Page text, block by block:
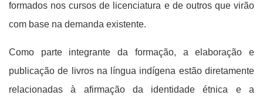
formados nos cursos de licenciatura e de outros que virão
com base na demanda existente.
Como parte integrante da formação, a elaboração e
publicação de livros na língua indígena estão diretamente
relacionadas à afirmação da identidade étnica e a